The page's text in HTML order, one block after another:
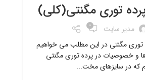
توری مگنتی(کلی)
مدیر سایت 0
توری مگنتی در این مطلب می خواهیم
و خصوصیات در پرده توری مگنتی
که در سایزهای مخت...